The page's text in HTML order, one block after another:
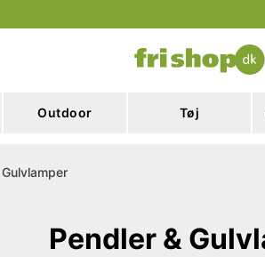
Outdoor Tøj
Pendler &